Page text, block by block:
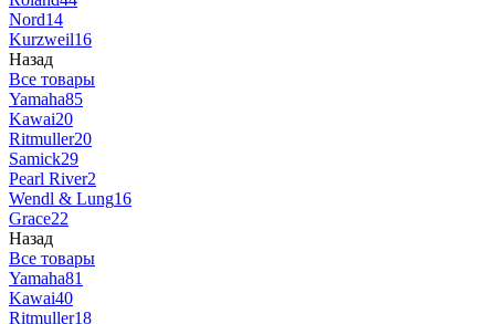
Nord14
Kurzweil16
Назад
Все товары
Yamaha85
Kawai20
Ritmuller20
Samick29
Pearl River2
Wendl & Lung16
Grace22
Назад
Все товары
Yamaha81
Kawai40
Ritmuller18